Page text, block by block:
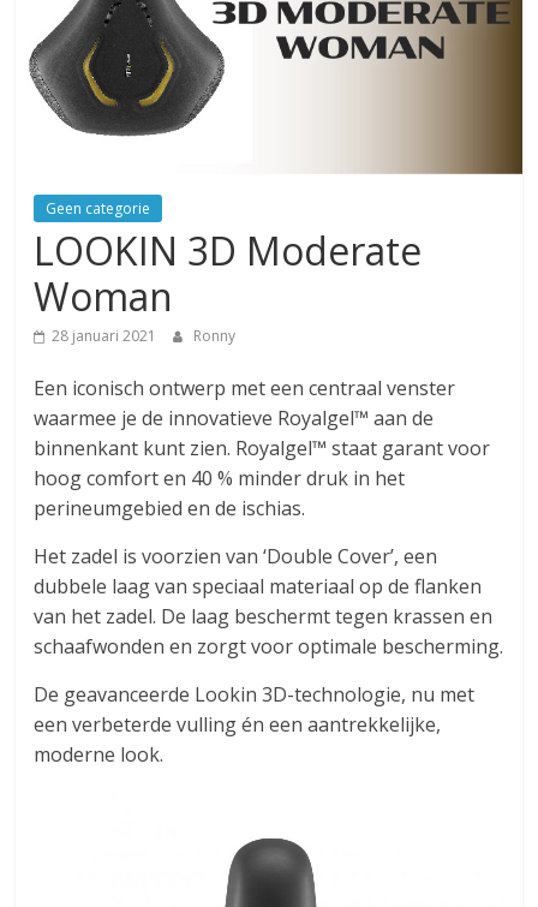
Geen categorie
LOOKIN 3D Moderate
Woman
28 januari 2021 Ronny
Een iconisch ontwerp met een centraal venster
waarmee je de innovatieve Royalgel™ aan de
binnenkant kunt zien. Royalgel™ staat garant voor
hoog comfort en 40 % minder druk in het
perineumgebied en de ischias.
Het zadel is voorzien van ‘Double Cover’, een
dubbele laag van speciaal materiaal op de flanken
van het zadel. De laag beschermt tegen krassen en
schaafwonden en zorgt voor optimale bescherming.
De geavanceerde Lookin 3D-technologie, nu met
een verbeterde vulling én een aantrekkelijke,
moderne look.